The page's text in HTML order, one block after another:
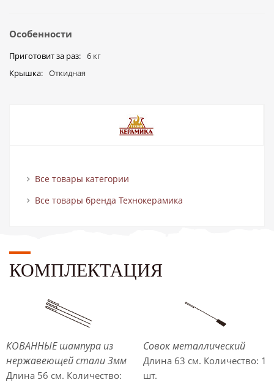
Особенности
Приготовит за раз
6 кг
Крышка
Откидная
Все товары категории
Все товары бренда Технокерамика
КОМПЛЕКТАЦИЯ
КОВАННЫЕ шампура из
нержавеющей стали 3мм
Длина 56 см. Количество:
Совок металлический
Длина 63 см. Количество: 1
шт.